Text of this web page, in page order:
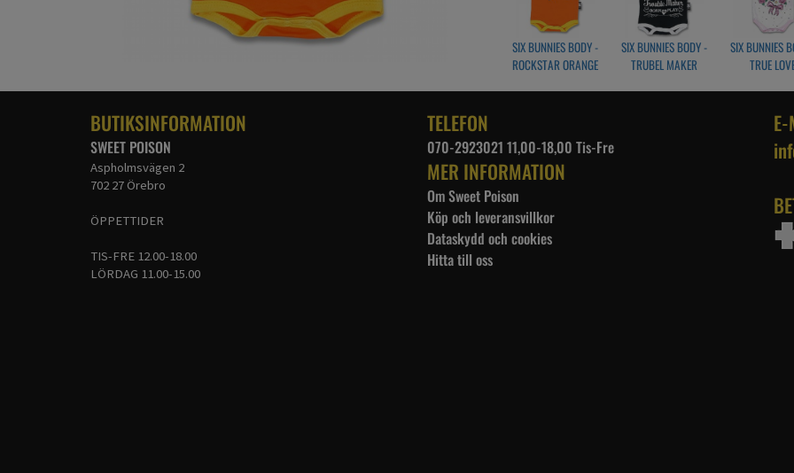
SIX BUNNIES BODY -
ROCKSTAR ORANGE
SIX BUNNIES BODY -
TRUBEL MAKER
SIX BUNNIES
TRUE
BUTIKSINFORMATION
SWEET POISON
Aspholmsvägen 2
702 27 Örebro
ÖPPETTIDER
TIS-FRE 12.00-18.00
LÖRDAG 11.00-15.00
TELEFON
070-2923021 11,00-18,00 Tis-Fre
MER INFORMATION
Om Sweet Poison
Köp och leveransvillkor
Dataskydd och cookies
Hitta till oss